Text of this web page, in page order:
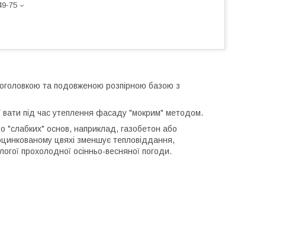
75
та подовженою розпірною базою з
вати під час утеплення фасаду "мокрим" методом.
"слабких" основ, наприклад, газобетон або
цвяхі зменшує тепловіддання,
прохолодної осінньо-весняної погоди.